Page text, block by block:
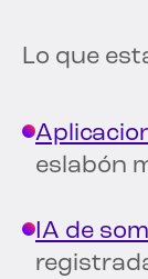
Lo que
eslabón
IA de